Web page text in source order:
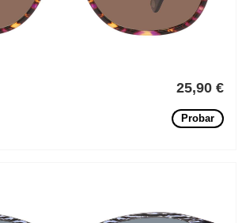
25,90 €
Probar